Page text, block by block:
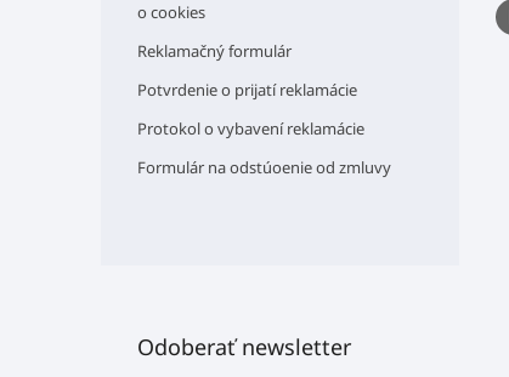
o cookies
Reklamačný formulár
Potvrdenie o prijatí reklamácie
Protokol o vybavení reklamácie
Formulár na odstúoenie od zmluvy
Odoberať newsletter